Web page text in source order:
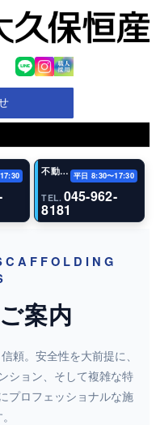
不動産事業部 平日 8:30〜17:30
TEL. 045-962-
8181
案内
頼。安全性を大前提に、
ション、そして複雑な特
プロフェッショナルな施